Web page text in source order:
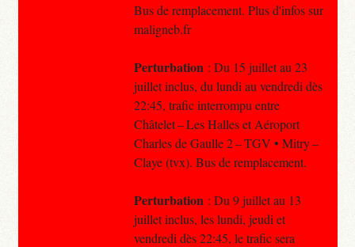
Bus de remplacement. Plus d'infos sur
maligneb.fr
Perturbation : Du 15 juillet au 23
juillet inclus, du lundi au vendredi dès
22:45, trafic interrompu entre
Châtelet – Les Halles et Aéroport
Charles de Gaulle 2 – TGV • Mitry –
Claye (tvx). Bus de remplacement.
Perturbation : Du 9 juillet au 13
juillet inclus, les lundi, jeudi et
vendredi dès 22:45, le trafic sera